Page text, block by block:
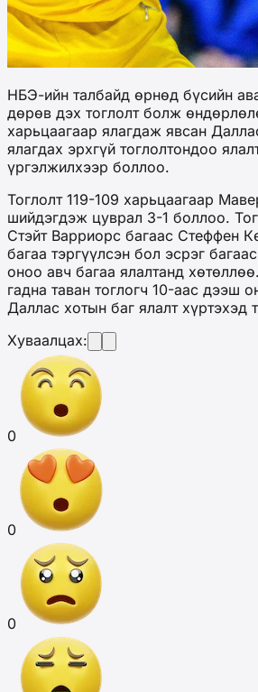
НБЭ-ийн талбайд өрнөд бүсийн
дөрөв дэх тоглолт болж
харьцаагаар ялагдаж явсан
ялагдах эрхгүй тоглолтондоо
үргэлжилхээр боллоо.
Тоглолт 119-109 харьцаагаар
шийдэгдэж цуврал 3-1 боллоо.
Стэйт Варриорс багаас Стеффен
багаа тэргүүлсэн бол эсрэг
оноо авч багаа ялалтанд
гадна таван тоглогч 10-аас дээш
Даллас хотын баг ялалт хүртэхэд
Хуваалцах:
0
0
0